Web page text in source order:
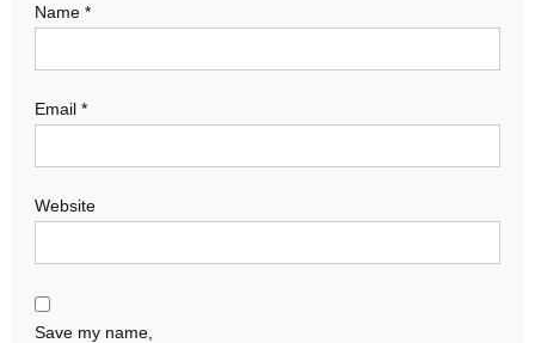
Name *
Email *
Website
Save my name,